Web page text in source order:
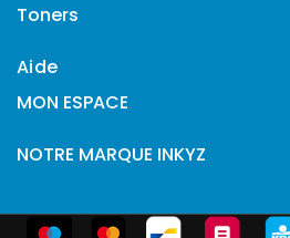
Toners
Aide
MON ESPACE
NOTRE MARQUE INKYZ